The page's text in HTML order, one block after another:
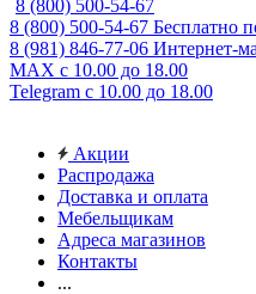
8 (800) 500-54-67
8 (800) 500-54-67 Бесплатно
8 (981) 846-77-06 Интернет-
MAX с 10.00 до 18.00
Telegram с 10.00 до 18.00
Акции
Распродажа
Доставка и оплата
Мебельщикам
Адреса магазинов
Контакты
...